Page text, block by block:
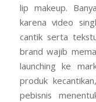
lip makeup.
karena video
cantik serta
brand wajib
launching ke
produk
pebisnis